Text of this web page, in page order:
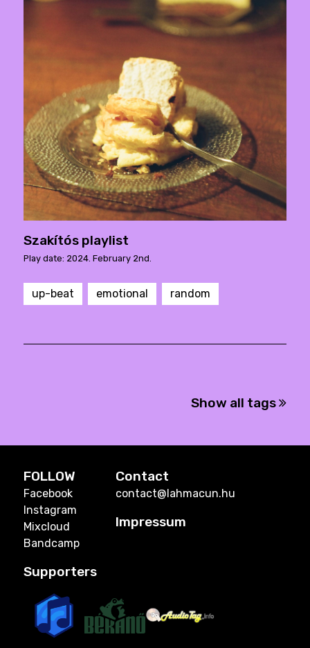
Szakítós playlist
Play date: 2024. February 2nd.
up-beat emotional random
Show all tags
FOLLOW
Facebook
Instagram
Mixcloud
Bandcamp
Contact
contact@lahmacun.hu
Impressum
Supporters